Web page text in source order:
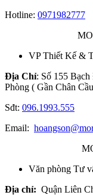
Hotline: 0971982777
VP Thiết Kế &
Địa Chỉ: Số 155
Phòng ( Gần Chân
Sđt: 096.1993.555
Email:
Văn phòng Tư
Địa chỉ: Quận Liên